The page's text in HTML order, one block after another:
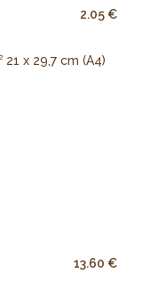
2.05 €
13.60 €